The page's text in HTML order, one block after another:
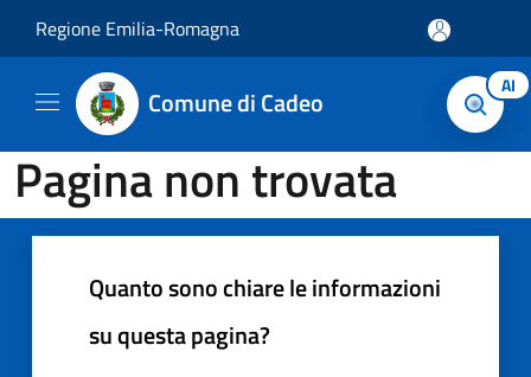
Regione Emilia-Romagna
Comune di Cadeo AI
Pagina non trovata
Quanto sono chiare le informazioni
su questa pagina?